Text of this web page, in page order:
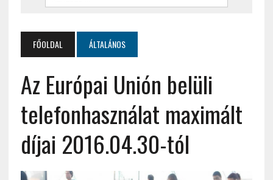
FŐOLDAL ÁLTALÁNOS
Az Európai Unión belüli
telefonhasználat maximált
díjai 2016.04.30-tól